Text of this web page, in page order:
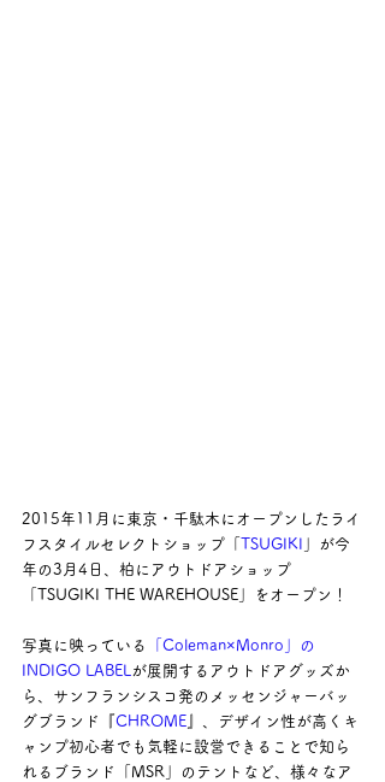
2015年11月に東京・千駄木にオープンしたライ
フスタイルセレクトショップ「 TSUGIKI 」が今
年の3月4日、柏にアウトドアショップ
「TSUGIKI THE WAREHOUSE」をオープン！
写真に映っている
「Coleman×Monro」の
INDIGO LABEL が展開するアウトドアグッズか
ら、サンフランシスコ発のメッセンジャーバッ
グブランド『CHROME 』、デザイン性が高くキ
ャンプ初心者でも気軽に設営できることで知ら
れるブランド「MSR」のテントなど、様々なア